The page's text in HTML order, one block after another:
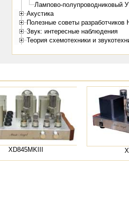
Лампово-полупроводниковый
Акустика
Полезные советы разработчиков
Звук: интересные наблюдения
Теория схемотехники и
XD845MKIII